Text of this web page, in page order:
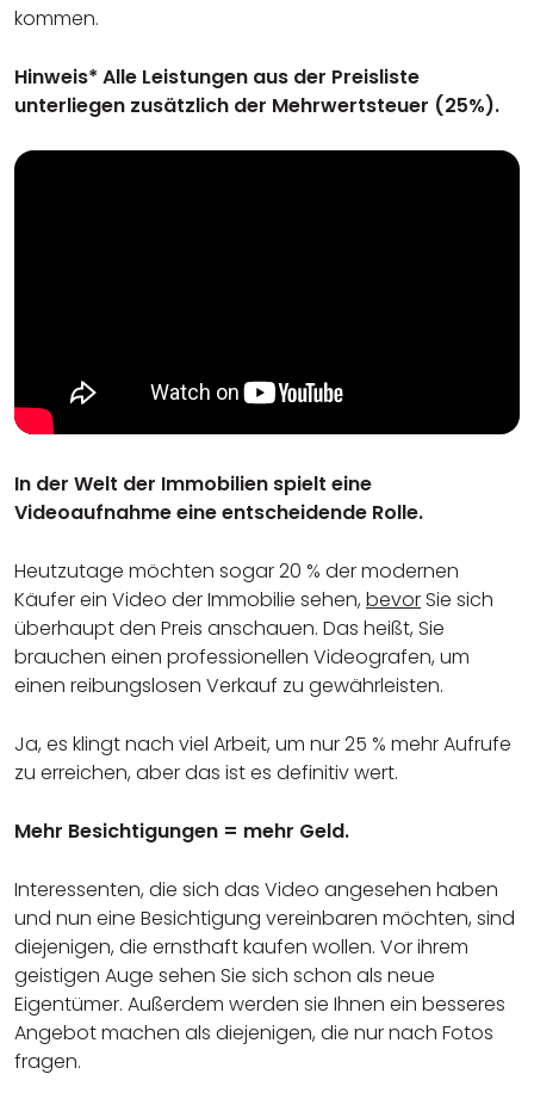
kommen.
Hinweis* Alle Leistungen aus der Preisliste
unterliegen zusätzlich der Mehrwertsteuer (25%).
In der Welt der Immobilien spielt eine
Videoaufnahme eine entscheidende Rolle.
Heutzutage möchten sogar 20 % der modernen
Käufer ein Video der Immobilie sehen, bevor Sie sich
überhaupt den Preis anschauen. Das heißt, Sie
brauchen einen professionellen Videografen, um
einen reibungslosen Verkauf zu gewährleisten.
Ja, es klingt nach viel Arbeit, um nur 25 % mehr Aufrufe
zu erreichen, aber das ist es definitiv wert.
Mehr Besichtigungen = mehr Geld.
Interessenten, die sich das Video angesehen haben
und nun eine Besichtigung vereinbaren möchten, sind
diejenigen, die ernsthaft kaufen wollen. Vor ihrem
geistigen Auge sehen Sie sich schon als neue
Eigentümer. Außerdem werden sie Ihnen ein besseres
Angebot machen als diejenigen, die nur nach Fotos
fragen.